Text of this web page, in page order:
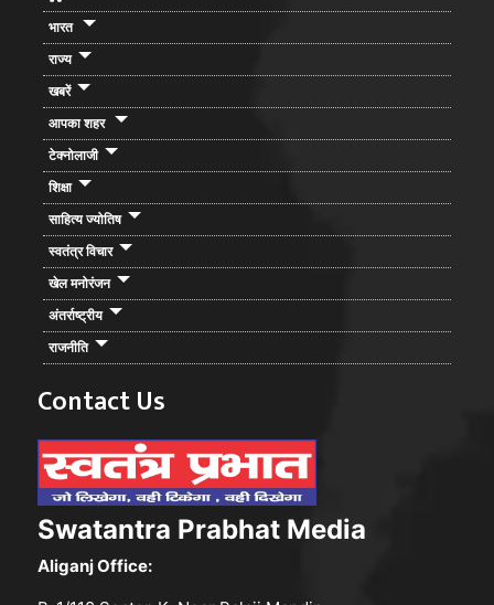
भारत
राज्य
खबरें
आपका शहर
टेक्नोलाजी
शिक्षा
साहित्य ज्योतिष
स्वतंत्र विचार
खेल मनोरंजन
अंतर्राष्ट्रीय
राजनीति
Contact Us
Swatantra Prabhat Media
Aliganj Office: